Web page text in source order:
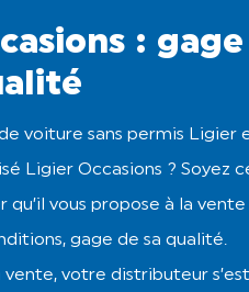
:
voiture sans permis Ligier
Ligier Occasions ? Soyez
qu’il vous propose à la
gage de sa qualité.
votre distributeur